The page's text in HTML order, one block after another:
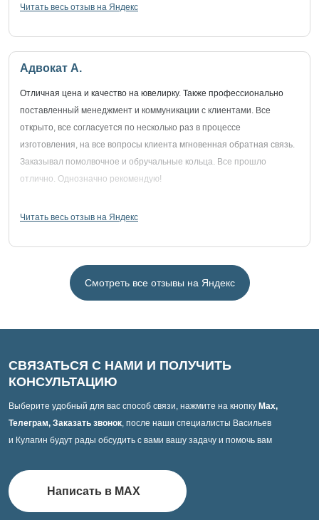
Читать весь отзыв на Яндекс
Адвокат А.
Отличная цена и качество на ювелирку. Также профессионально
поставленный менеджмент и коммуникации с клиентами. Все
открыто, все согласуется по несколько раз в процессе
изготовления, на все вопросы клиента мгновенная обратная связь.
Заказывал помолвочное и обручальные кольца. Все прошло
отлично. Однозначно рекомендую!
Читать весь отзыв на Яндекс
Смотреть все отзывы на Яндекс
СВЯЗАТЬСЯ С НАМИ И ПОЛУЧИТЬ
КОНСУЛЬТАЦИЮ
Выберите удобный для вас способ связи, нажмите на кнопку Max,
Телеграм, Заказать звонок, после наши специалисты Васильев
и Кулагин будут рады обсудить с вами вашу задачу и помочь вам
Написать в MAX